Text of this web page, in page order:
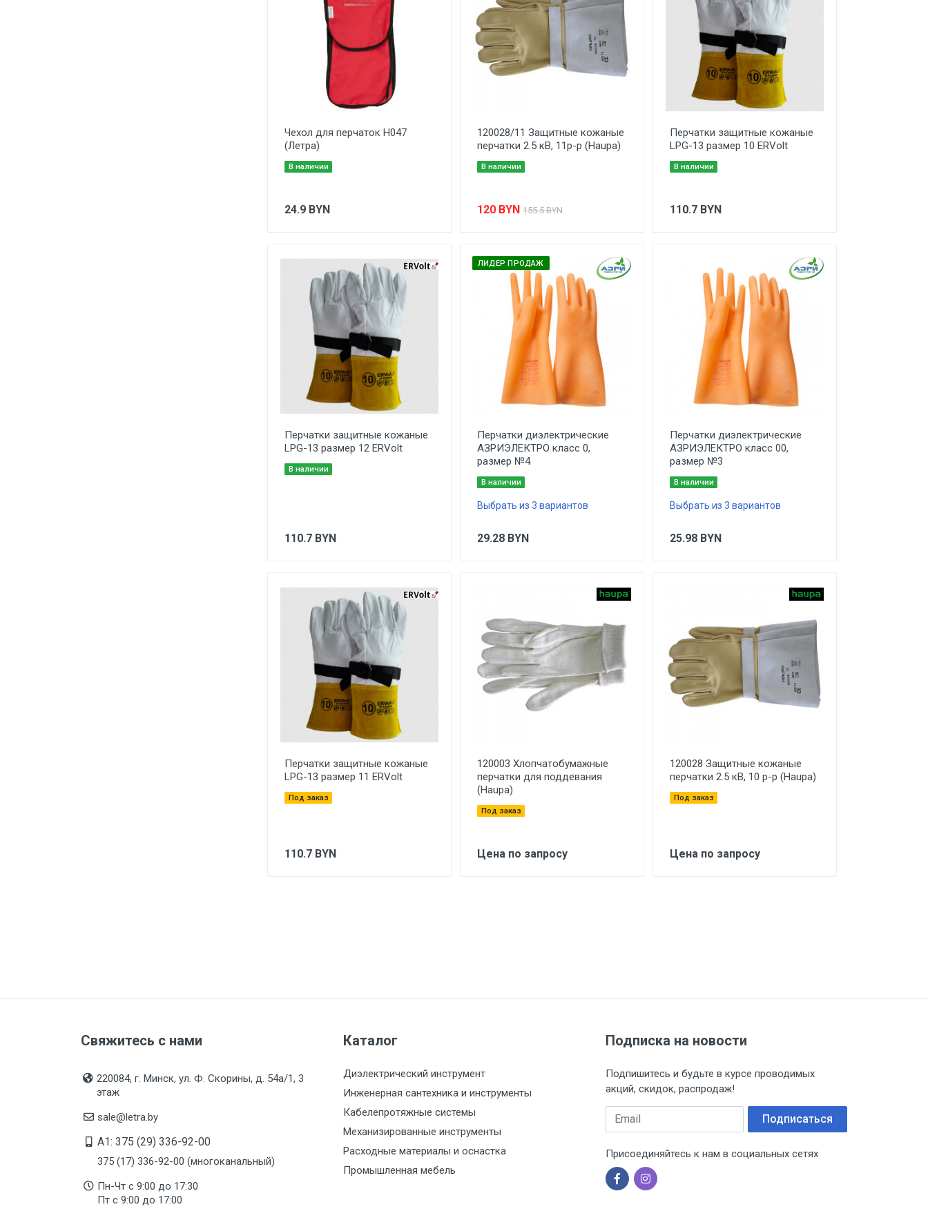
Чехол для перчаток H047
(Летра)
В наличии
24.9 BYN
120028/11 Защитные кожаные
перчатки 2.5 кВ, 11р-р (Haupa)
В наличии
120 BYN 155.5 BYN
Перчатки защитные кожаные
LPG-13 размер 10 ERVolt
В наличии
110.7 BYN
Перчатки защитные кожаные
LPG-13 размер 12 ERVolt
В наличии
110.7 BYN
ЛИДЕР ПРОДАЖ
Перчатки диэлектрические
АЗРИЭЛЕКТРО класс 0,
размер №4
В наличии
Выбрать из 3 вариантов
29.28 BYN
Перчатки диэлектрические
АЗРИЭЛЕКТРО класс 00,
размер №3
В наличии
Выбрать из 3 вариантов
25.98 BYN
Перчатки защитные кожаные
LPG-13 размер 11 ERVolt
Под заказ
110.7 BYN
120003 Хлопчатобумажные
перчатки для поддевания
(Haupa)
Под заказ
Цена по запросу
120028 Защитные кожаные
перчатки 2.5 кВ, 10 р-р (Haupa)
Под заказ
Цена по запросу
Свяжитесь с нами
220084, г. Минск, ул. Ф. Скорины, д. 54а/1, 3
этаж
sale@letra.by
A1: 375 (29) 336-92-00
375 (17) 336-92-00 (многоканальный)
Пн-Чт с 9:00 до 17:30
Пт с 9:00 до 17:00
Каталог
Диэлектрический инструмент
Инженерная сантехника и инструменты
Кабелепротяжные системы
Механизированные инструменты
Расходные материалы и оснастка
Промышленная мебель
Подписка на новости
Подпишитесь и будьте в курсе проводимых
акций, скидок, распродаж!
Email Подписаться
Присоединяйтесь к нам в социальных сетях